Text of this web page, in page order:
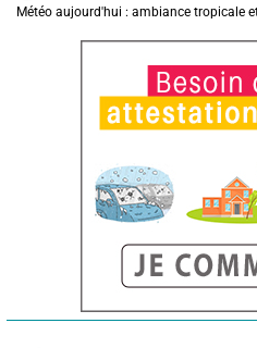
Météo aujourd'hui : ambiance tropicale